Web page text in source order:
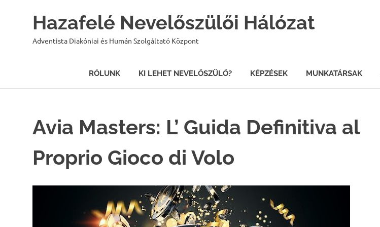
Hazafelé Nevelőszülői Hálózat
Adventista Diakóniai és Humán Szolgáltató Központ
RÓLUNK KI LEHET NEVELŐSZÜLŐ? KÉPZÉSEK MUNKATÁRSAK
Avia Masters: L’ Guida Definitiva al
Proprio Gioco di Volo